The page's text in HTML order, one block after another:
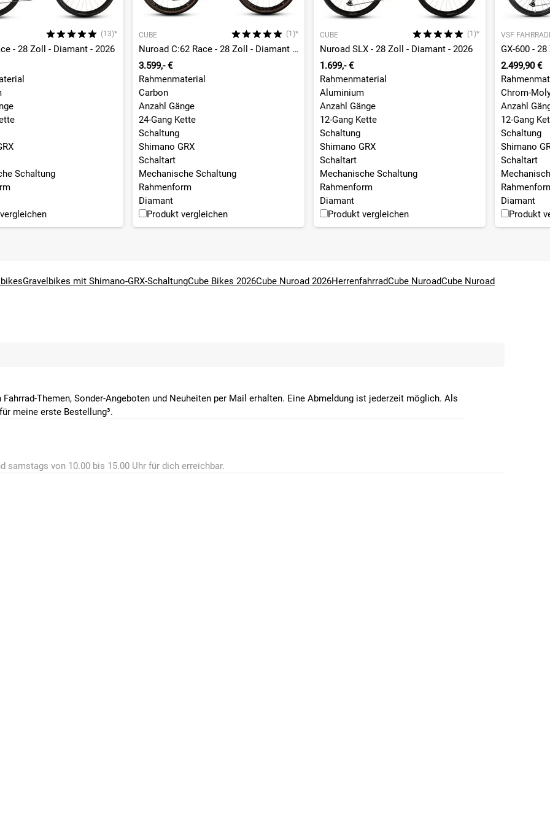
Leitungsführung, Flat Mount Disc, Schutzblech & Lowrider-Befestigungspunkte, interne Lichtkabel-Option,
Integrated Seat Post Clamp, Flat Mount Disc, Fender/Rack & Kickstand Option, 12x142mm, UDH
31.8mm
Bottom Integrated 1 1/4"
Ready
Ready
95679 Waldershof, www.cube.eu/contact
und den verbauten Komponenten bei Fahrrädern kommen kann. Einen Fehler gefunden?
und den verbauten Komponenten bei Fahrrädern kommen kann. Einen Fehler gefunden?
(13)*
- 28 Zoll - Diamant - 2026
Schaltung
CUBE (1)*
Nuroad C:62 Race - 28 Zoll - Diamant - 2026
3.599,- €
Rahmenmaterial
Carbon
Anzahl Gänge
24-Gang Kette
Schaltung
Shimano GRX
Schaltart
Mechanische Schaltung
Rahmenform
Diamant
Produkt vergleichen
CUBE (1)*
Nuroad SLX - 28 Zoll - Diamant - 2026
1.699,- €
Rahmenmaterial
Aluminium
Anzahl Gänge
12-Gang Kette
Schaltung
Shimano GRX
Schaltart
Mechanische Schaltung
Rahmenform
Diamant
Produkt vergleichen
VSF
GX-600 -
2.499,90 €
Chrom-
Anzahl
12-Gang
Schaltung
Shimano
Schaltart
Diamant
Produkt
Gravelbikes mit Shimano-GRX-SchaltungCube Bikes 2026Cube Nuroad 2026HerrenfahrradCube NuroadCube Nuroad
Themen, Sonder-Angeboten und Neuheiten per Mail erhalten. Eine Abmeldung ist jederzeit möglich. Als
meine erste Bestellung³.
samstags von 10.00 bis 15.00 Uhr für dich erreichbar.